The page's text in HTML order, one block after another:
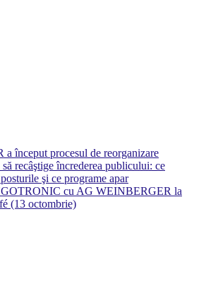
a început procesul de reorganizare
recâştige încrederea publicului: ce
şi ce programe apar
cu AG WEINBERGER la
(13 octombrie)